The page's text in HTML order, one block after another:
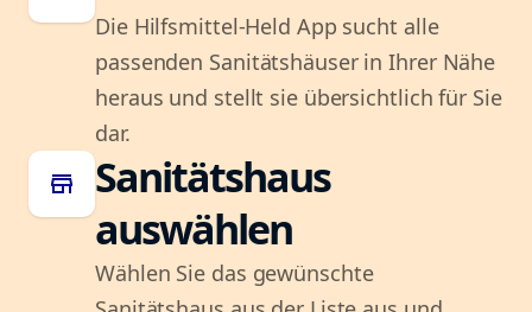
Die Hilfsmittel-Held App sucht alle
passenden Sanitätshäuser in Ihrer Nähe
heraus und stellt sie übersichtlich für Sie
dar.
store
Sanitätshaus
auswählen
Wählen Sie das gewünschte